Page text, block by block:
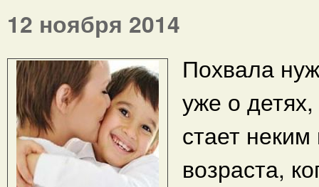
12 ноября 2014
Похвала
уже о
стает
возраста,